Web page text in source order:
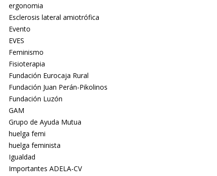
ergonomia
Esclerosis lateral amiotrófica
Evento
EVES
Feminismo
Fisioterapia
Fundación Eurocaja Rural
Fundación Juan Perán-Pikolinos
Fundación Luzón
GAM
Grupo de Ayuda Mutua
huelga femi
huelga feminista
Igualdad
Importantes ADELA-CV